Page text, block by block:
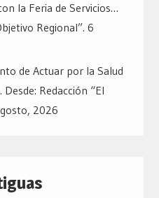
la Feria de Servicios…
Regional”. 6
de Actuar por la Salud
Redacción “El
2026